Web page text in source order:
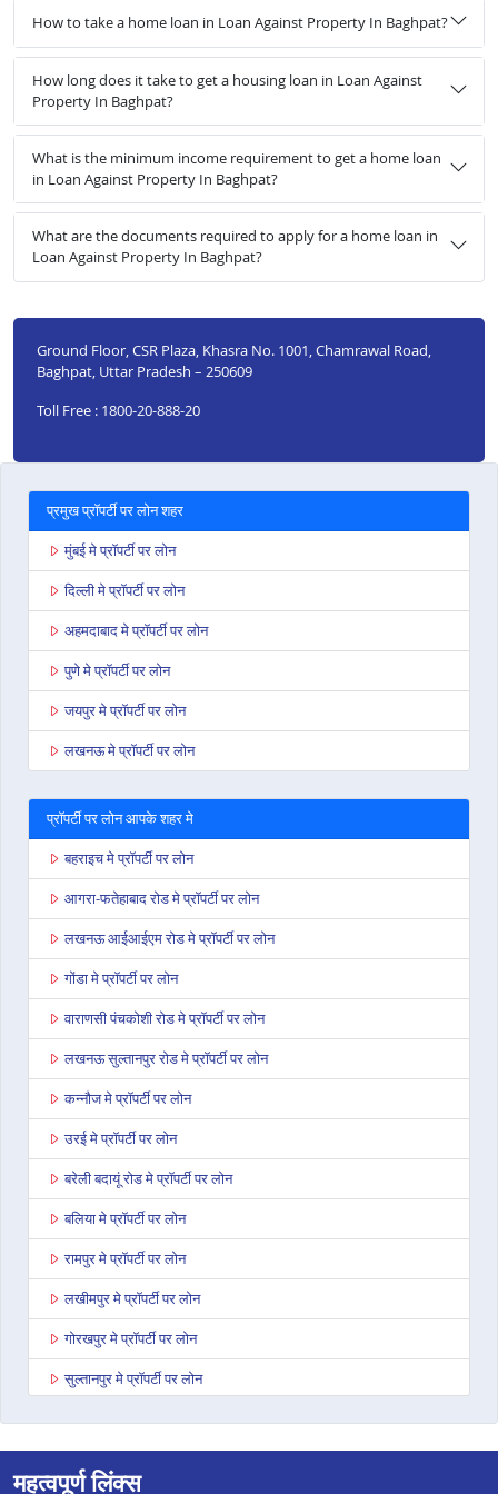
How to take a home loan in Loan Against Property In Baghpat?
How long does it take to get a housing loan in Loan Against
Property In Baghpat?
What is the minimum income requirement to get a home loan
in Loan Against Property In Baghpat?
What are the documents required to apply for a home loan in
Loan Against Property In Baghpat?
Ground Floor, CSR Plaza, Khasra No. 1001, Chamrawal Road,
Baghpat, Uttar Pradesh – 250609
Toll Free : 1800-20-888-20
प्रमुख प्रॉपर्टी पर लोन शहर
मुंबई मे प्रॉपर्टी पर लोन
दिल्ली मे प्रॉपर्टी पर लोन
अहमदाबाद मे प्रॉपर्टी पर लोन
पुणे मे प्रॉपर्टी पर लोन
जयपुर मे प्रॉपर्टी पर लोन
लखनऊ मे प्रॉपर्टी पर लोन
प्रॉपर्टी पर लोन आपके शहर मे
बहराइच मे प्रॉपर्टी पर लोन
आगरा-फतेहाबाद रोड मे प्रॉपर्टी पर लोन
लखनऊ आईआईएम रोड मे प्रॉपर्टी पर लोन
गोंडा मे प्रॉपर्टी पर लोन
वाराणसी पंचकोशी रोड मे प्रॉपर्टी पर लोन
लखनऊ सुल्तानपुर रोड मे प्रॉपर्टी पर लोन
कन्नौज मे प्रॉपर्टी पर लोन
उरई मे प्रॉपर्टी पर लोन
बरेली बदायूं रोड मे प्रॉपर्टी पर लोन
बलिया मे प्रॉपर्टी पर लोन
रामपुर मे प्रॉपर्टी पर लोन
लखीमपुर मे प्रॉपर्टी पर लोन
गोरखपुर मे प्रॉपर्टी पर लोन
सुल्तानपुर मे प्रॉपर्टी पर लोन
महत्वपूर्ण लिंक्स